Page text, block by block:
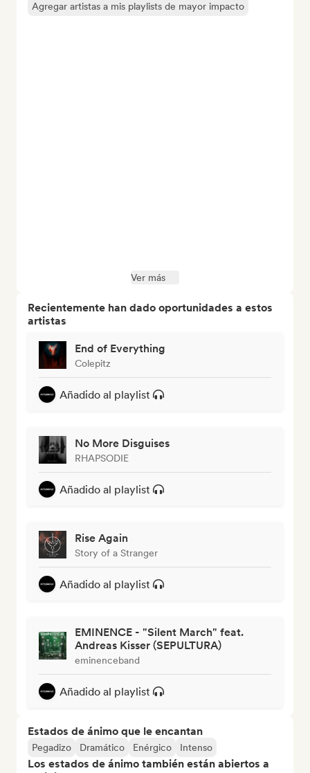
Agregar artistas a mis playlists de mayor impacto
Ver más
Recientemente han dado oportunidades a estos
artistas
End of Everything
Colepitz
Añadido al playlist
No More Disguises
RHAPSODIE
Añadido al playlist
Rise Again
Story of a Stranger
Añadido al playlist
EMINENCE - "Silent March" feat.
Andreas Kisser (SEPULTURA)
eminenceband
Añadido al playlist
Estados de ánimo que le encantan
Pegadizo Dramático Enérgico Intenso
Los estados de ánimo también están abiertos a